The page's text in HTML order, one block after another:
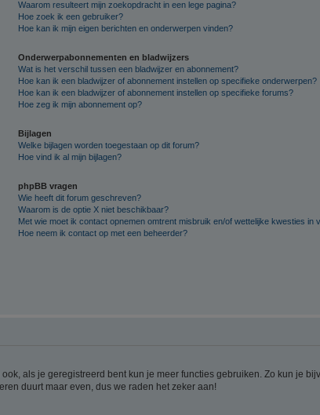
Waarom resulteert mijn zoekopdracht in een lege pagina?
Hoe zoek ik een gebruiker?
Hoe kan ik mijn eigen berichten en onderwerpen vinden?
Onderwerpabonnementen en bladwijzers
Wat is het verschil tussen een bladwijzer en abonnement?
Hoe kan ik een bladwijzer of abonnement instellen op specifieke onderwerpen?
Hoe kan ik een bladwijzer of abonnement instellen op specifieke forums?
Hoe zeg ik mijn abonnement op?
Bijlagen
Welke bijlagen worden toegestaan op dit forum?
Hoe vind ik al mijn bijlagen?
phpBB vragen
Wie heeft dit forum geschreven?
Waarom is de optie X niet beschikbaar?
Met wie moet ik contact opnemen omtrent misbruik en/of wettelijke kwesties in
Hoe neem ik contact op met een beheerder?
als je geregistreerd bent kun je meer functies gebruiken. Zo kun je
duurt maar even, dus we raden het zeker aan!